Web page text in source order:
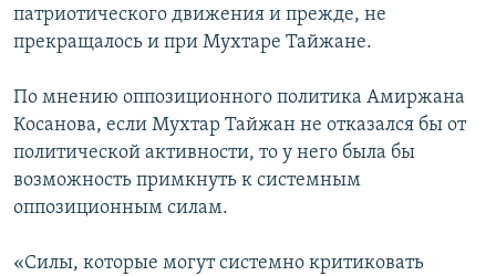
патриотического движения и прежде, не
прекращалось и при Мухтаре Тайжане.
По мнению оппозиционного политика Амиржана
Косанова, если Мухтар Тайжан не отказался бы от
политической активности, то у него была бы
возможность примкнуть к системным
оппозиционным силам.
«Силы, которые могут системно критиковать